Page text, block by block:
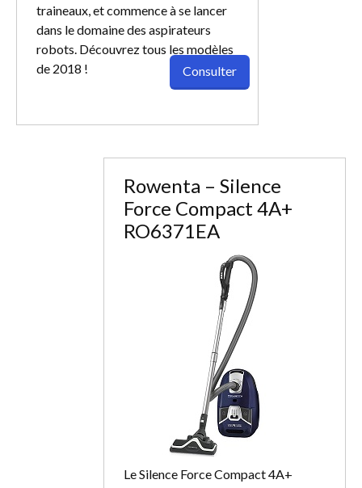
traineaux, et commence à se lancer
dans le domaine des aspirateurs
robots. Découvrez tous les modèles
de 2018 !
Consulter
Rowenta – Silence
Force Compact 4A+
RO6371EA
Le Silence Force Compact 4A+